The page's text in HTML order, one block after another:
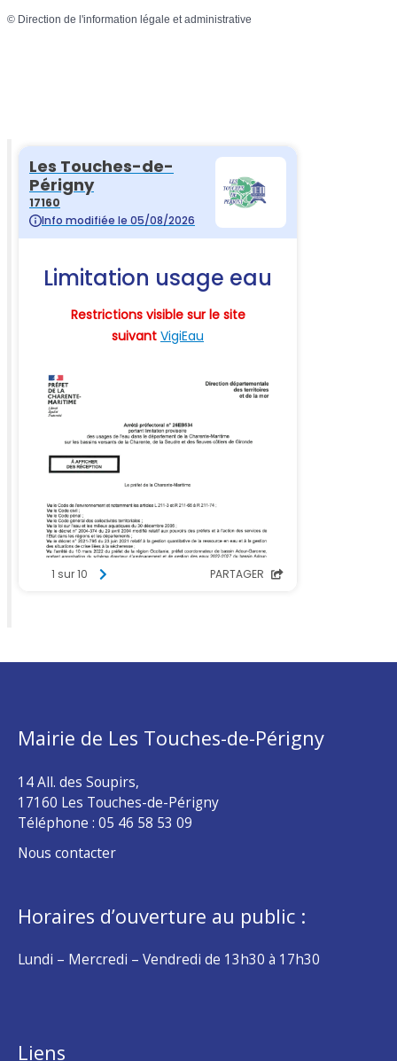
© Direction de l'information légale et administrative
Mairie de Les Touches-de-Périgny
14 All. des Soupirs,
17160 Les Touches-de-Périgny
Téléphone : 05 46 58 53 09
Nous contacter
Horaires d’ouverture au public :
Lundi – Mercredi – Vendredi de 13h30 à 17h30
Liens